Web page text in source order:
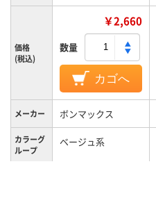
価格
(税込)
￥2,660
数量
カゴへ
メーカー ボンマックス
カラーグ
ループ
ベージュ系